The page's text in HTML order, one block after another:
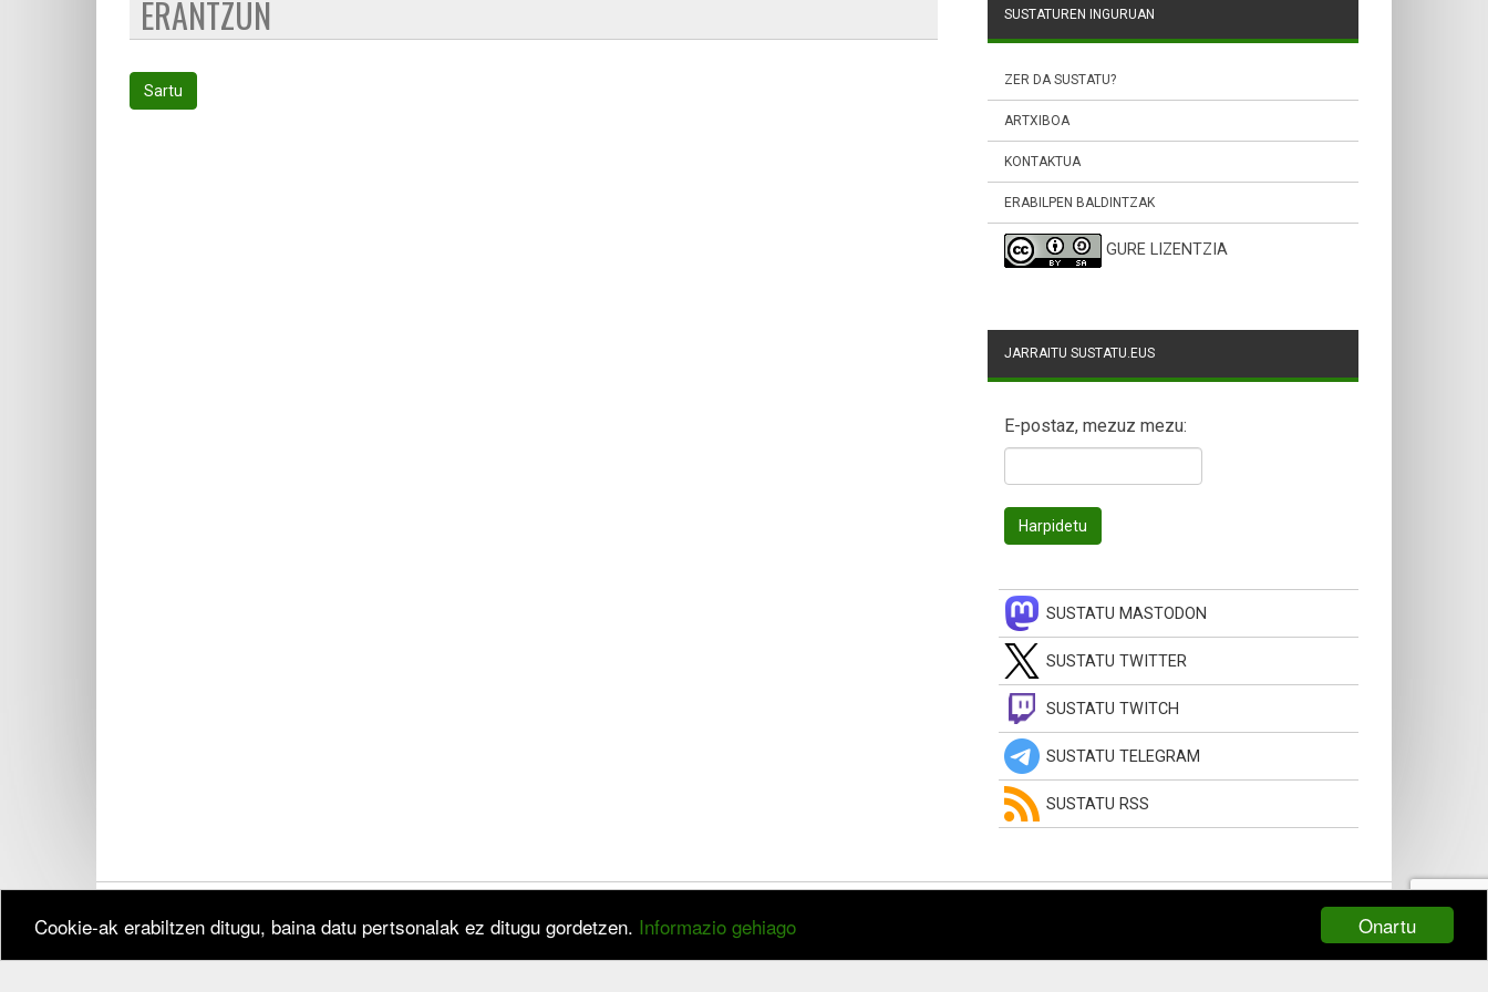
Onartu
Cookie-ak erabiltzen ditugu, baina datu pertsonalak ez ditugu gordetzen. Informazio gehiago
ERANTZUN
Sartu
SUSTATUREN INGURUAN
ZER DA SUSTATU?
ARTXIBOA
KONTAKTUA
ERABILPEN BALDINTZAK
GURE LIZENTZIA
JARRAITU SUSTATU.EUS
E-postaz, mezuz mezu:
SUSTATU MASTODON
SUSTATU TWITTER
SUSTATU TWITCH
SUSTATU TELEGRAM
SUSTATU RSS